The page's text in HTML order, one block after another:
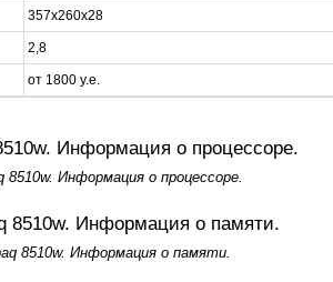
357x260x28
2,8
от 1800 у.е.
8510w. Информация о процессоре.
8510w. Информация о памяти.